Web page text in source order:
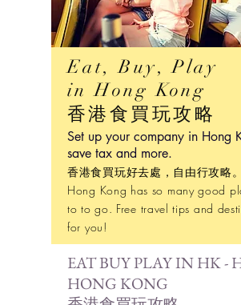
Eat, Buy, Play
in Hong Kong
香港食買玩攻略
Set up your company in Hong
save tax and more.
香港食買玩好去處，自由行攻略。
Hong Kong has so many good
to to go. Free travel tips and
for you!
EAT BUY PLAY IN HK -
HONG KONG